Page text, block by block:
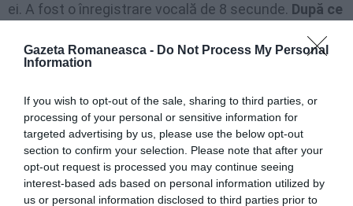
Gazeta Romaneasca - Do Not Process My Personal
Information
If you wish to opt-out of the sale, sharing to third parties, or
processing of your personal or sensitive information for
targeted advertising by us, please use the below opt-out
section to confirm your selection. Please note that after your
opt-out request is processed you may continue seeing
interest-based ads based on personal information utilized by
us or personal information disclosed to third parties prior to
ei. A fost o înregistrare vocală de 8 secunde. După ce
șocată și, desigur, furioasă. Mi-ar plăcea să vorbesc
învinovăți că i-am luat telefonulși i-am citit
conversațiile cu prietenii lui. Nu știu ce să fac. Poate
că sunt puțin exagerat. Și nu știu dacă ar trebui să
vorbesc cusoțulmeu despre asta .”
►Italia, româncă de 40 de ani, spera să-și